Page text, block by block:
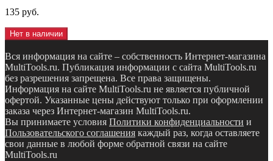
135 руб.
Нет в наличии
Вся информация на сайте – собственность Интернет-магазина
MultiTools.ru. Публикация информации с сайта MultiTools.ru
без разрешения запрещена. Все права защищены.
Информация на сайте MultiTools.ru не является публичной
офертой. Указанные цены действуют только при оформлении
заказа через Интернет-магазин MultiTools.ru.
Вы принимаете условия Политики конфиденциальности и
Пользовательского соглашения каждый раз, когда оставляете
свои данные в любой форме обратной связи на сайте
MultiTools.ru